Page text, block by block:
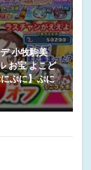
小牧駒美
お宝 よこど
ぷに】ぷに